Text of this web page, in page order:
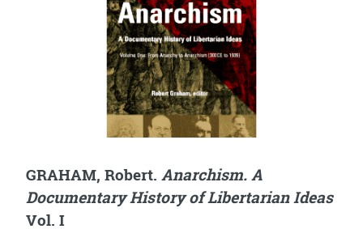
GRAHAM, Robert. Anarchism. A
Documentary History of Libertarian Ideas
Vol. I